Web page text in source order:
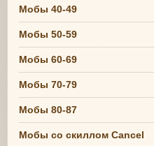
Мобы 40-49
Мобы 50-59
Мобы 60-69
Мобы 70-79
Мобы 80-87
Мобы со скиллом Cancel